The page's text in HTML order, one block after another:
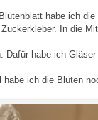
habe ich
In die
habe ich
ich die Blüten